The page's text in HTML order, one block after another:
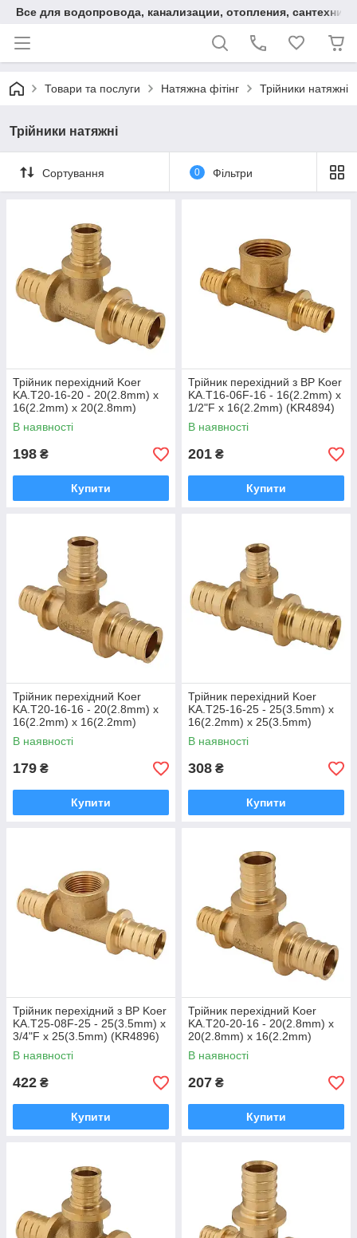
Все для водопровода, канализации, отопления, сантехники
Товари та послуги Натяжна фітінг Трійники натяжні
Трійники натяжні
Сортування 0 Фільтри
Трійник перехідний Koer
KA.T20-16-20 - 20(2.8mm) x
16(2.2mm) x 20(2.8mm)
(KR4888)
В наявності
198 ₴
Купити
Трійник перехідний з ВР Koer
KA.T16-06F-16 - 16(2.2mm) x
1/2"F x 16(2.2mm) (KR4894)
В наявності
201 ₴
Купити
Трійник перехідний Koer
KA.T20-16-16 - 20(2.8mm) x
16(2.2mm) x 16(2.2mm)
(KR4887)
В наявності
179 ₴
Купити
Трійник перехідний Koer
KA.T25-16-25 - 25(3.5mm) x
16(2.2mm) x 25(3.5mm)
(KR4890)
В наявності
308 ₴
Купити
Трійник перехідний з ВР Koer
KA.T25-08F-25 - 25(3.5mm) x
3/4"F x 25(3.5mm) (KR4896)
В наявності
422 ₴
Купити
Трійник перехідний Koer
KA.T20-20-16 - 20(2.8mm) x
20(2.8mm) x 16(2.2mm)
(KR4889)
В наявності
207 ₴
Купити